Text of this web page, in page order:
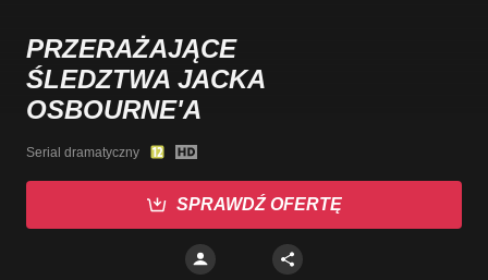
PRZERAŻAJĄCE
ŚLEDZTWA JACKA
OSBOURNE'A
Serial dramatyczny
SPRAWDŹ OFERTĘ